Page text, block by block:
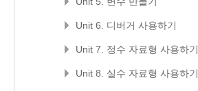
Unit 6. 디버거 사용하기
Unit 7. 정수 자료형 사용하기
Unit 8. 실수 자료형 사용하기